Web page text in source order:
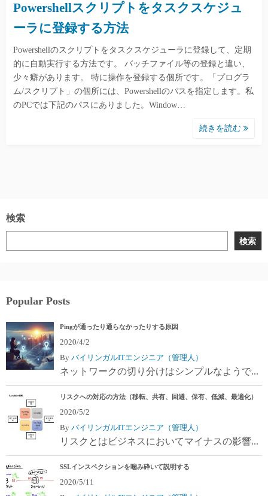
Powershellスクリプトをタスクスケジュ
ーラに登録する方法
Powershellのスクリプトをタスクスケジューラに登録して、定期
的に自動実行する方法です。 バッチファイル等の登録と違い、
少々癖があります。 特に操作を登録する個所です。「プログラ
ム/スクリプト」の個所には、Powershellのパスを指定します。私
のPCでは下記のパスにありました。Window…
続きを読む
検索
検索
Popular Posts
Pingが通ったり通らなかったりする原因
2020/4/2
By バイリンガルITエンジニア（管理人）
ネットワークの切り分けはシンプルなようで...
リスクへの対応の方法（移転、共有、回避、保有、低減、最適化）
2020/5/2
By バイリンガルITエンジニア（管理人）
リスクとはビジネスにおいてマイナスの影響...
SSLインスペクションを噛み砕いて説明する
2020/5/11